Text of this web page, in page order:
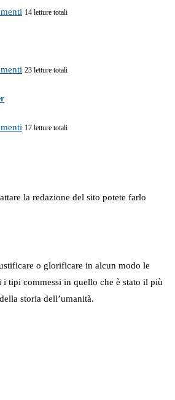
14 letture totali
23 letture totali
17 letture totali
la redazione del sito potete farlo
o glorificare in alcun modo le
tipi commessi in quello che è stato il più
storia dell’umanità.